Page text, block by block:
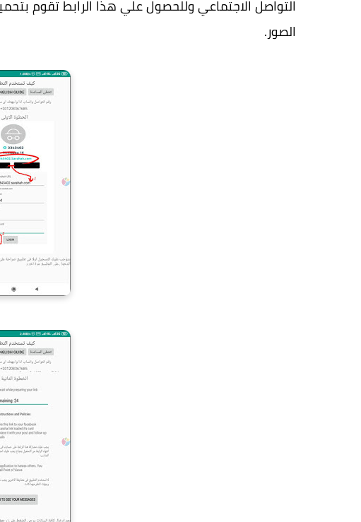
التواصل الاجتماعي وللحصول علي هذا الرابط تقوم
الصور.